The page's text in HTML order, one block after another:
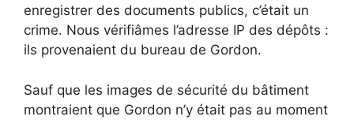
enregistrer des documents publics, c’était un
crime. Nous vérifiâmes l’adresse IP des dépôts :
ils provenaient du bureau de Gordon.
Sauf que les images de sécurité du bâtiment
montraient que Gordon n’y était pas au moment